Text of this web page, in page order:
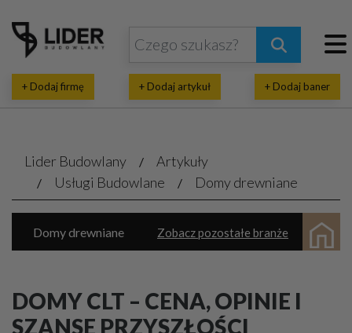
+ Dodaj firmę + Dodaj artykuł + Dodaj baner
Lider Budowlany
Artykuły
Usługi Budowlane
Domy drewniane
Zobacz pozostałe branże
Domy drewniane
Parkiety, panele, tarasy
DOMY CLT – CENA, OPINIE I
SZANSE PRZYSZŁOŚCI